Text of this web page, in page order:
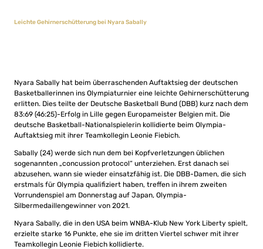
Leichte Gehirnerschütterung bei Nyara Sabally
Nyara Sabally hat beim überraschenden Auftaktsieg der deutschen
Basketballerinnen ins Olympiaturnier eine leichte Gehirnerschütterung
erlitten. Dies teilte der Deutsche Basketball Bund (DBB) kurz nach dem
83:69 (46:25)-Erfolg in Lille gegen Europameister Belgien mit. Die
deutsche Basketball-Nationalspielerin kollidierte beim Olympia-
Auftaktsieg mit ihrer Teamkollegin Leonie Fiebich.
Sabally (24) werde sich nun dem bei Kopfverletzungen üblichen
sogenannten „concussion protocol“ unterziehen. Erst danach sei
abzusehen, wann sie wieder einsatzfähig ist. Die DBB-Damen, die sich
erstmals für Olympia qualifiziert haben, treffen in ihrem zweiten
Vorrundenspiel am Donnerstag auf Japan, Olympia-
Silbermedaillengewinner von 2021.
Nyara Sabally, die in den USA beim WNBA-Klub New York Liberty spielt,
erzielte starke 16 Punkte, ehe sie im dritten Viertel schwer mit ihrer
Teamkollegin Leonie Fiebich kollidierte.